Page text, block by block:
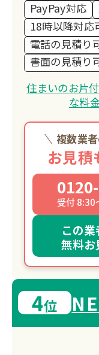
PayPay対応
18時以降対応
電話の見積り
書面の見積り
住まいのお片
な料
複数業
お見積
受付 8:30
この業
無料お
4位